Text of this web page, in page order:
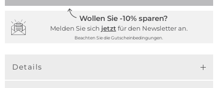
Wollen Sie -10% sparen?
Melden Sie sich jetzt für den Newsletter an.
Beachten Sie die Gutscheinbedingungen.
Details